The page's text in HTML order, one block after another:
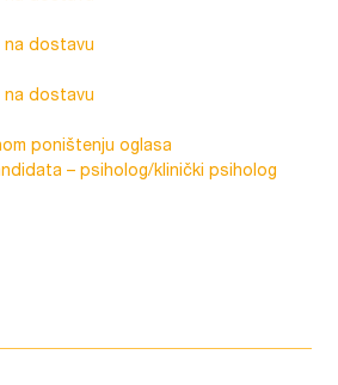
na dostavu
na dostavu
poništenju oglasa
– psiholog/klinički psiholog